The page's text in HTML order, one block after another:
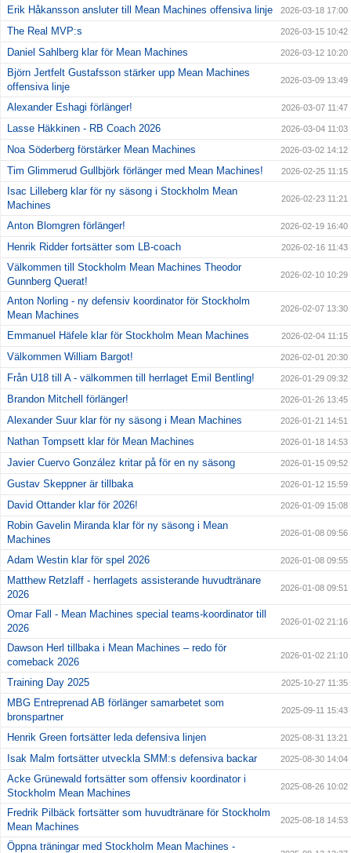
Erik Håkansson ansluter till Mean Machines offensiva linje 2026-03-18 17:00
The Real MVP:s 2026-03-15 10:42
Daniel Sahlberg klar för Mean Machines 2026-03-12 10:20
Björn Jertfelt Gustafsson stärker upp Mean Machines
offensiva linje
2026-03-09 13:49
Alexander Eshagi förlänger! 2026-03-07 11:47
Lasse Häkkinen - RB Coach 2026 2026-03-04 11:03
Noa Söderberg förstärker Mean Machines 2026-03-02 14:12
Tim Glimmerud Gullbjörk förlänger med Mean Machines! 2026-02-25 11:15
Isac Lilleberg klar för ny säsong i Stockholm Mean
Machines
2026-02-23 11:21
Anton Blomgren förlänger! 2026-02-19 16:40
Henrik Ridder fortsätter som LB-coach 2026-02-16 11:43
Välkommen till Stockholm Mean Machines Theodor
Gunnberg Querat!
2026-02-10 10:29
Anton Norling - ny defensiv koordinator för Stockholm
Mean Machines
2026-02-07 13:30
Emmanuel Häfele klar för Stockholm Mean Machines 2026-02-04 11:15
Välkommen William Bargot! 2026-02-01 20:30
Från U18 till A - välkommen till herrlaget Emil Bentling! 2026-01-29 09:32
Brandon Mitchell förlänger! 2026-01-26 13:45
Alexander Suur klar för ny säsong i Mean Machines 2026-01-21 14:51
Nathan Tompsett klar för Mean Machines 2026-01-18 14:53
Javier Cuervo González kritar på för en ny säsong 2026-01-15 09:52
Gustav Skeppner är tillbaka 2026-01-12 15:59
David Ottander klar för 2026! 2026-01-09 15:08
Robin Gavelin Miranda klar för ny säsong i Mean
Machines
2026-01-08 09:56
Adam Westin klar för spel 2026 2026-01-08 09:55
Matthew Retzlaff - herrlagets assisterande huvudtränare
2026
2026-01-08 09:51
Omar Fall - Mean Machines special teams-koordinator till
2026
2026-01-02 21:16
Dawson Herl tillbaka i Mean Machines – redo för
comeback 2026
2026-01-02 21:10
Training Day 2025 2025-10-27 11:35
MBG Entreprenad AB förlänger samarbetet som
bronspartner
2025-09-11 15:43
Henrik Green fortsätter leda defensiva linjen 2025-08-31 13:21
Isak Malm fortsätter utveckla SMM:s defensiva backar 2025-08-30 14:04
Acke Grünewald fortsätter som offensiv koordinator i
Stockholm Mean Machines
2025-08-26 10:02
Fredrik Pilbäck fortsätter som huvudtränare för Stockholm
Mean Machines
2025-08-18 14:53
Öppna träningar med Stockholm Mean Machines -